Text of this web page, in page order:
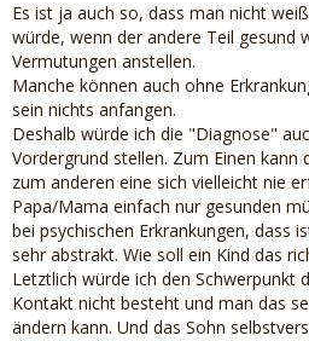
Es ist ja auch so, dass man nicht
würde, wenn der andere Teil gesund
Vermutungen anstellen.
Manche können auch ohne
sein nichts anfangen.
Deshalb würde ich die "Diagnose"
Vordergrund stellen. Zum Einen kann
zum anderen eine sich vielleicht nie
Papa/Mama einfach nur gesunden
bei psychischen Erkrankungen, dass
sehr abstrakt. Wie soll ein Kind das
Letztlich würde ich den Schwerpunkt
Kontakt nicht besteht und man das
ändern kann. Und das Sohn